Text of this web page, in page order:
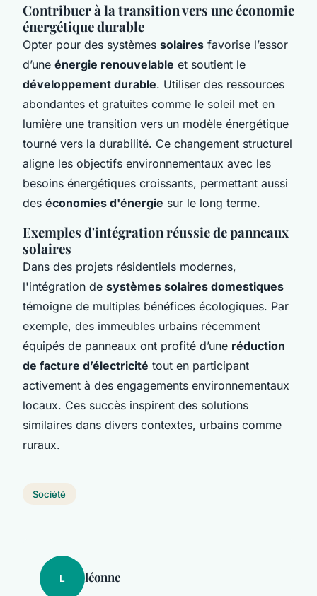
Contribuer à la transition vers une économie
énergétique durable
Opter pour des systèmes solaires favorise l’essor
d’une énergie renouvelable et soutient le
développement durable. Utiliser des ressources
abondantes et gratuites comme le soleil met en
lumière une transition vers un modèle énergétique
tourné vers la durabilité. Ce changement structurel
aligne les objectifs environnementaux avec les
besoins énergétiques croissants, permettant aussi
des économies d'énergie sur le long terme.
Exemples d'intégration réussie de panneaux
solaires
Dans des projets résidentiels modernes,
l'intégration de systèmes solaires domestiques
témoigne de multiples bénéfices écologiques. Par
exemple, des immeubles urbains récemment
équipés de panneaux ont profité d’une réduction
de facture d’électricité tout en participant
activement à des engagements environnementaux
locaux. Ces succès inspirent des solutions
similaires dans divers contextes, urbains comme
ruraux.
Société
L léonne